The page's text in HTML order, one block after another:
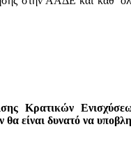
Κρατικών
θα είναι δυνατό να